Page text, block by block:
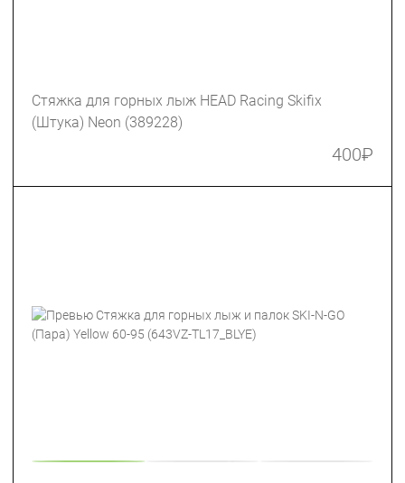
Стяжка для горных лыж HEAD Racing Skifix
(Штука) Neon (389228)
400₽